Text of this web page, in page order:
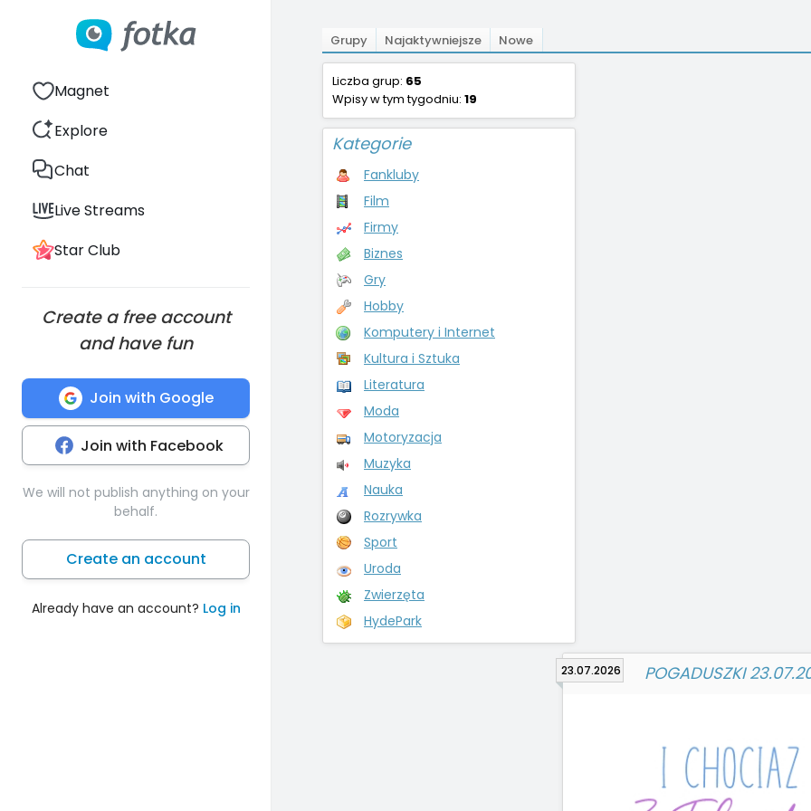
Magnet
Explore
Chat
Live Streams
Star Club
Create a free account
and have fun
Join with Google
Join with Facebook
We will not publish anything on your
behalf.
Create an account
Already have an account? Log in
Grupy Najaktywniejsze Nowe
Liczba grup: 65
Wpisy w tym tygodniu: 19
Kategorie
Fankluby
Film
Firmy
Biznes
Gry
Hobby
Komputery i Internet
Kultura i Sztuka
Literatura
Moda
Motoryzacja
Muzyka
Nauka
Rozrywka
Sport
Uroda
Zwierzęta
HydePark
23.07.2026 POGADUSZKI